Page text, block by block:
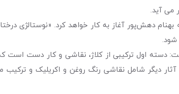
می آید.
شود.
اول ترکیبی از کلاژ، نقاشی و کار دست است که
آثار دیگر شامل نقاشی رنگ روغن و اکریلیک و